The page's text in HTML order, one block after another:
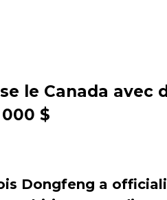
le Canada avec
$
Dongfeng a